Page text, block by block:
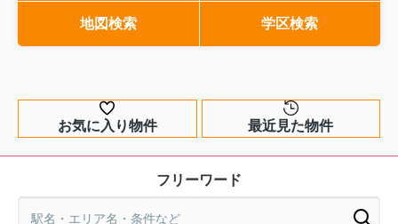
地図検索 学区検索
お気に入り物件 最近見た物件
フリーワード